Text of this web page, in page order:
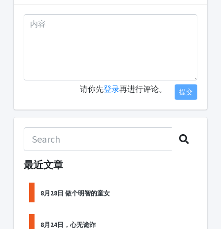
请你先登录再进行评论。 提交
最近文章
8月28日 做个明智的童女
8月24日，心无诡诈